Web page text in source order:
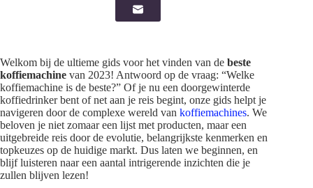
Welkom bij de ultieme gids voor het vinden van de beste
koffiemachine van 2023! Antwoord op de vraag: “Welke
koffiemachine is de beste?” Of je nu een doorgewinterde
koffiedrinker bent of net aan je reis begint, onze gids helpt je
navigeren door de complexe wereld van koffiemachines. We
beloven je niet zomaar een lijst met producten, maar een
uitgebreide reis door de evolutie, belangrijkste kenmerken en
topkeuzes op de huidige markt. Dus laten we beginnen, en
blijf luisteren naar een aantal intrigerende inzichten die je
zullen blijven lezen!